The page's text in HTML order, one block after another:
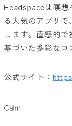
Headspaceは瞑
る人気のアプリ
します。直感的
基づいた多彩なコ
公式サイト：
Calm